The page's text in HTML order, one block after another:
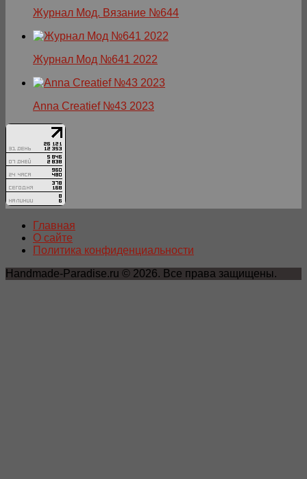
Журнал Мод. Вязание №644
Журнал Мод №641 2022
Anna Creatief №43 2023
Главная
О сайте
Политика конфиденциальности
Handmade-Paradise.ru © 2026. Все права защищены.